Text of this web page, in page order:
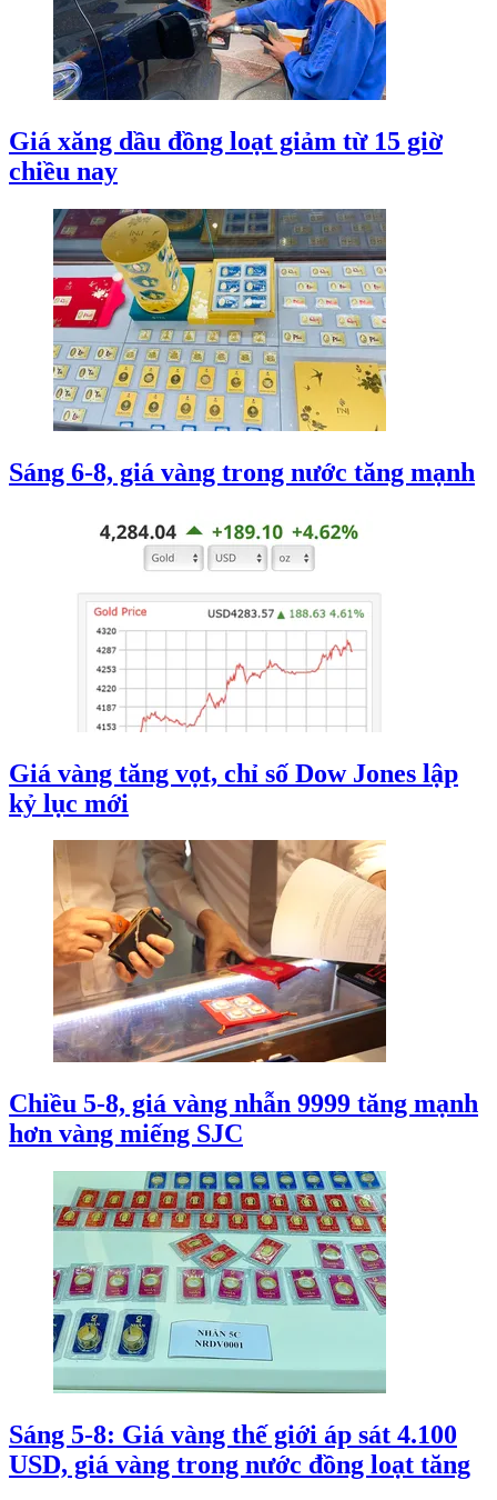
Giá xăng dầu đồng loạt giảm từ 15 giờ
chiều nay
Sáng 6-8, giá vàng trong nước tăng mạnh
Giá vàng tăng vọt, chỉ số Dow Jones lập
kỷ lục mới
Chiều 5-8, giá vàng nhẫn 9999 tăng mạnh
hơn vàng miếng SJC
Sáng 5-8: Giá vàng thế giới áp sát 4.100
USD, giá vàng trong nước đồng loạt tăng